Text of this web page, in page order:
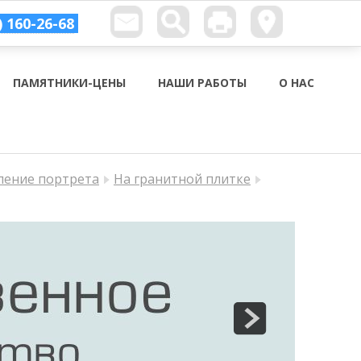
160-26-68
ПАМЯТНИКИ-ЦЕНЫ НАШИ РАБОТЫ О НАС
портрета На гранитной плитке